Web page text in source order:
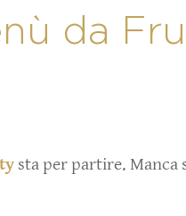
da
sta per partire. Manca